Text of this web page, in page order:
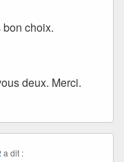
choix.
deux. Merci.
a dit :